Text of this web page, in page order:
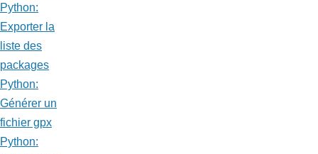
Python:
Exporter la
liste des
packages
Python:
Générer un
fichier gpx
Python: